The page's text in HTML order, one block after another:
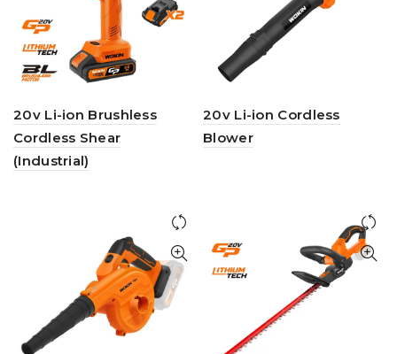
20v Li-ion Brushless
Cordless Shear
(Industrial)
20v Li-ion Cordless
Blower